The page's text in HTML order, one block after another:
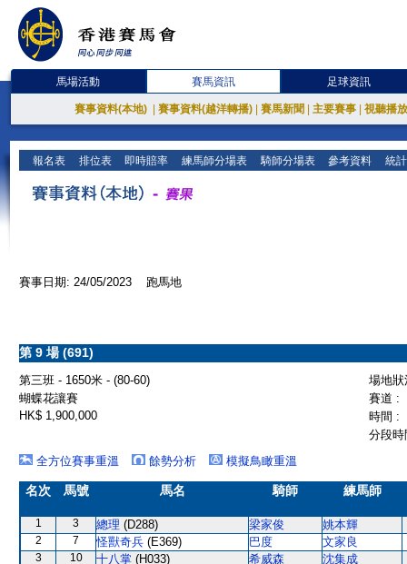
馬場活動 賽馬資訊 足球資訊
賽事資料(本地) 賽事資料(越洋轉播) 賽馬新聞 主要賽事 視聽播
報名表 排位表 即時賠率 練馬師分場表 騎師分場表 參考資料 統
賽事日期: 24/05/2023 跑馬地
第 9 場 (691)
第三班 - 1650米 - (80-60)
場地
蝴蝶花讓賽
賽道 :
HK$ 1,900,000
時間 :
分段
全方位賽事重溫
餘勢分析 模擬鳥瞰重溫
名次 馬號 馬名 騎師 練馬師
1 3 總理 (D288) 梁家俊 姚本輝
2 7 怪獸奇兵 (E369) 巴度 文家良
3 10 十八掌 (H033) 希威森 沈集成